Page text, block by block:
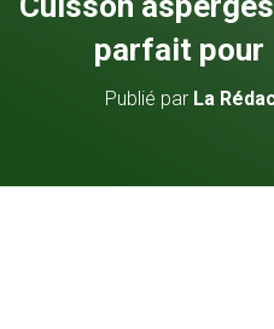
parfait pour
Publié par La